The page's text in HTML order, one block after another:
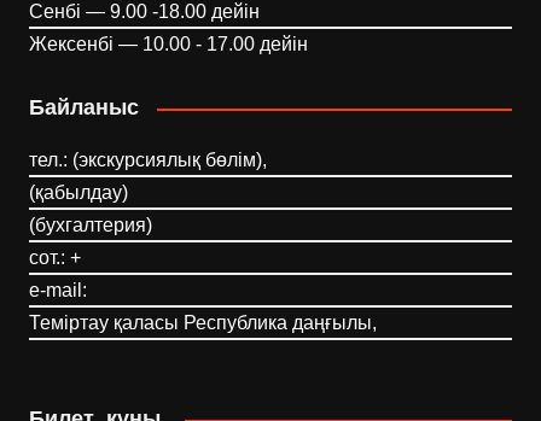
Сенбі — 9.00 -18.00 дейін
Жексенбі — 10.00 - 17.00 дейін
Байланыс
тел.: (экскурсиялық бөлім),
(қабылдау)
(бухгалтерия)
сот.: +
e-mail:
Теміртау қаласы Республика даңғылы,